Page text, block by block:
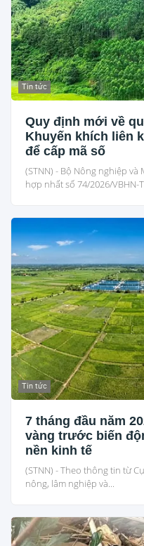
Tin tức
Quy định mới về
Khuyến khích liên
để cấp mã số
(STNN) - Bộ Nông nghiệp
hợp nhất số 74/2026/VBHN-
Tin tức
7 tháng đầu năm
vàng trước biến
nền kinh tế
(STNN) - Theo thông tin từ
nông, lâm nghiệp và...